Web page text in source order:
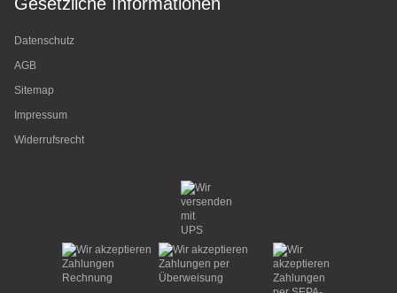
Datenschutz
AGB
Sitemap
Impressum
Widerrufsrecht